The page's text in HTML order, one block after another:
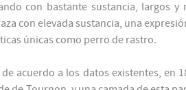
con bastante sustancia, largos
con elevada sustancia, una
únicas como perro de rastro.
acuerdo a los datos existentes, en